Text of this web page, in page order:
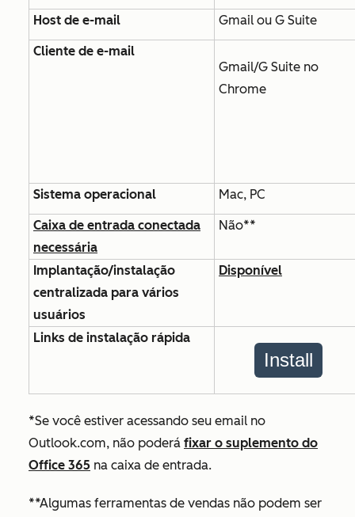
Host de e-mail Gmail ou G Suite
Cliente de e-mail
Gmail/G Suite no
Chrome
Sistema operacional Mac, PC
Caixa de entrada conectada
necessária
Não**
Implantação/instalação
centralizada para vários
usuários
Disponível
Links de instalação rápida
Install
*Se você estiver acessando seu email no
Outlook.com, não poderá fixar o suplemento do
Office 365 na caixa de entrada.
**Algumas ferramentas de vendas não podem ser